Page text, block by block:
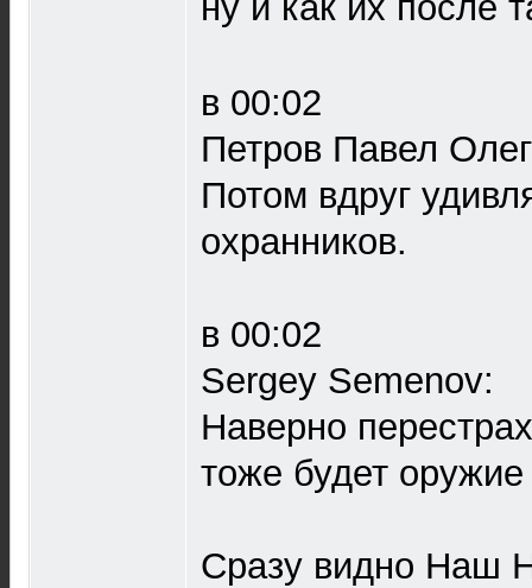
в 00:02
Петров Павел
Потом вдруг
охранников.
в 00:02
Sergey Semenov:
Наверно
тоже будет
Сразу видно Наш